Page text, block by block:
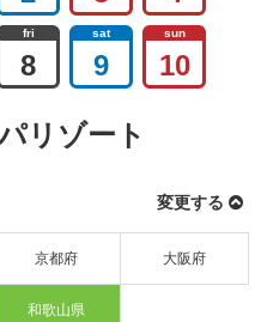
fri
8
sat
9
sun
10
リゾート
変更する
京都府 大阪府
和歌山県